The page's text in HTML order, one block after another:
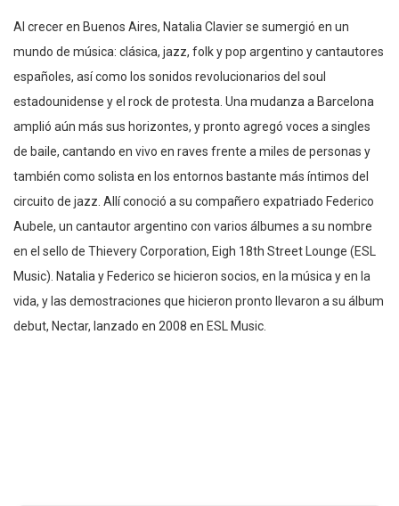
Al crecer en Buenos Aires, Natalia Clavier se sumergió en un
mundo de música: clásica, jazz, folk y pop argentino y cantautores
españoles, así como los sonidos revolucionarios del soul
estadounidense y el rock de protesta. Una mudanza a Barcelona
amplió aún más sus horizontes, y pronto agregó voces a singles
de baile, cantando en vivo en raves frente a miles de personas y
también como solista en los entornos bastante más íntimos del
circuito de jazz. Allí conoció a su compañero expatriado Federico
Aubele, un cantautor argentino con varios álbumes a su nombre
en el sello de Thievery Corporation, Eigh 18th Street Lounge (ESL
Music). Natalia y Federico se hicieron socios, en la música y en la
vida, y las demostraciones que hicieron pronto llevaron a su álbum
debut, Nectar, lanzado en 2008 en ESL Music.